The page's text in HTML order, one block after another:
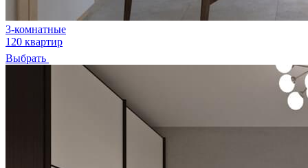
3-комнатные
120 квартир
Выбрать